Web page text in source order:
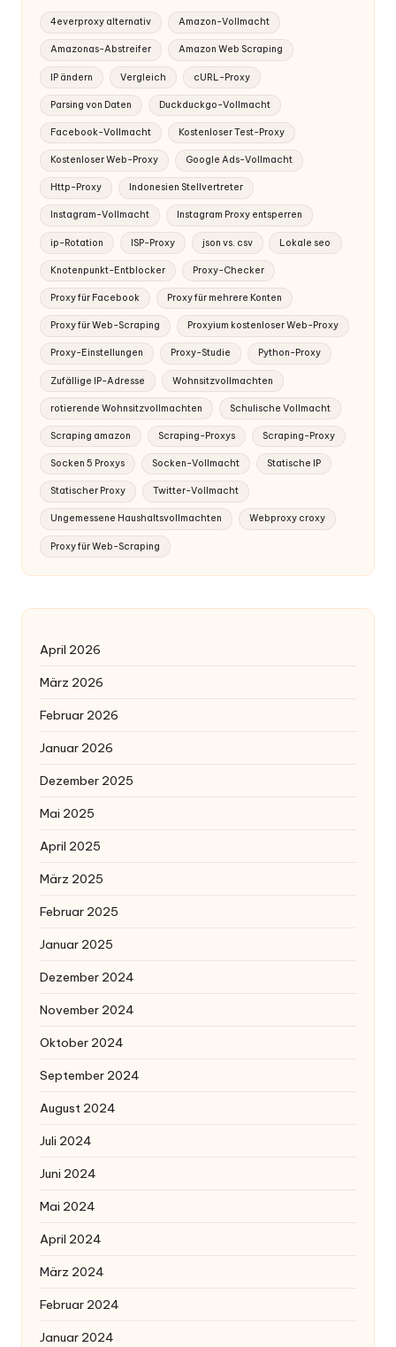
4everproxy alternativ Amazon-Vollmacht
Amazonas-Abstreifer Amazon Web Scraping
IP ändern Vergleich cURL-Proxy
Parsing von Daten Duckduckgo-Vollmacht
Facebook-Vollmacht Kostenloser Test-Proxy
Kostenloser Web-Proxy Google Ads-Vollmacht
Http-Proxy Indonesien Stellvertreter
Instagram-Vollmacht Instagram Proxy entsperren
ip-Rotation ISP-Proxy json vs. csv Lokale seo
Knotenpunkt-Entblocker Proxy-Checker
Proxy für Facebook Proxy für mehrere Konten
Proxy für Web-Scraping Proxyium kostenloser Web-Proxy
Proxy-Einstellungen Proxy-Studie Python-Proxy
Zufällige IP-Adresse Wohnsitzvollmachten
rotierende Wohnsitzvollmachten Schulische Vollmacht
Scraping amazon Scraping-Proxys Scraping-Proxy
Socken 5 Proxys Socken-Vollmacht Statische IP
Statischer Proxy Twitter-Vollmacht
Ungemessene Haushaltsvollmachten Webproxy croxy
Proxy für Web-Scraping
April 2026
März 2026
Februar 2026
Januar 2026
Dezember 2025
Mai 2025
April 2025
März 2025
Februar 2025
Januar 2025
Dezember 2024
November 2024
Oktober 2024
September 2024
August 2024
Juli 2024
Juni 2024
Mai 2024
April 2024
März 2024
Februar 2024
Januar 2024